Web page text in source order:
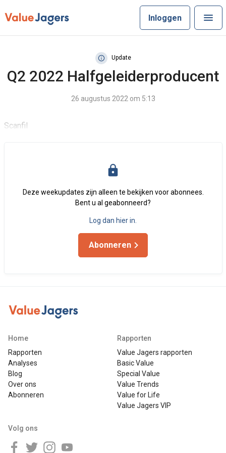
Inloggen
Update
Q2 2022 Halfgeleiderproducent
26 augustus 2022 om 5:13
Scanfil
Deze weekupdates zijn alleen te bekijken voor abonnees.
Bent u al geabonneerd?
Log dan hier in.
Abonneren
Home
Rapporten
Analyses
Blog
Over ons
Abonneren
Rapporten
Value Jagers rapporten
Basic Value
Special Value
Value Trends
Value for Life
Value Jagers VIP
Volg ons